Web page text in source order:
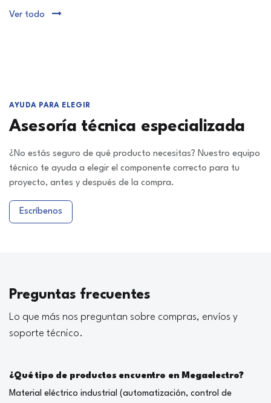
Ver todo
AYUDA PARA ELEGIR
Asesoría técnica especializada
¿No estás seguro de qué producto necesitas? Nuestro equipo
técnico te ayuda a elegir el componente correcto para tu
proyecto, antes y después de la compra.
Escríbenos
Preguntas frecuentes
Lo que más nos preguntan sobre compras, envíos y
soporte técnico.
¿Qué tipo de productos encuentro en Megaelectro?
Material eléctrico industrial (automatización, control de